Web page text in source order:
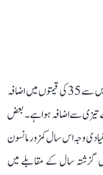
اس رپورٹ کے مطابق کھانے پینے کی 36 بڑی اشیاء میں سے 35 کی قیمتوں میں اضافہ
تیزی سے اضافہ ہوا ہے۔ بعض
وجہ اس سال کمزور مانسون
سال کے مقابلے میں